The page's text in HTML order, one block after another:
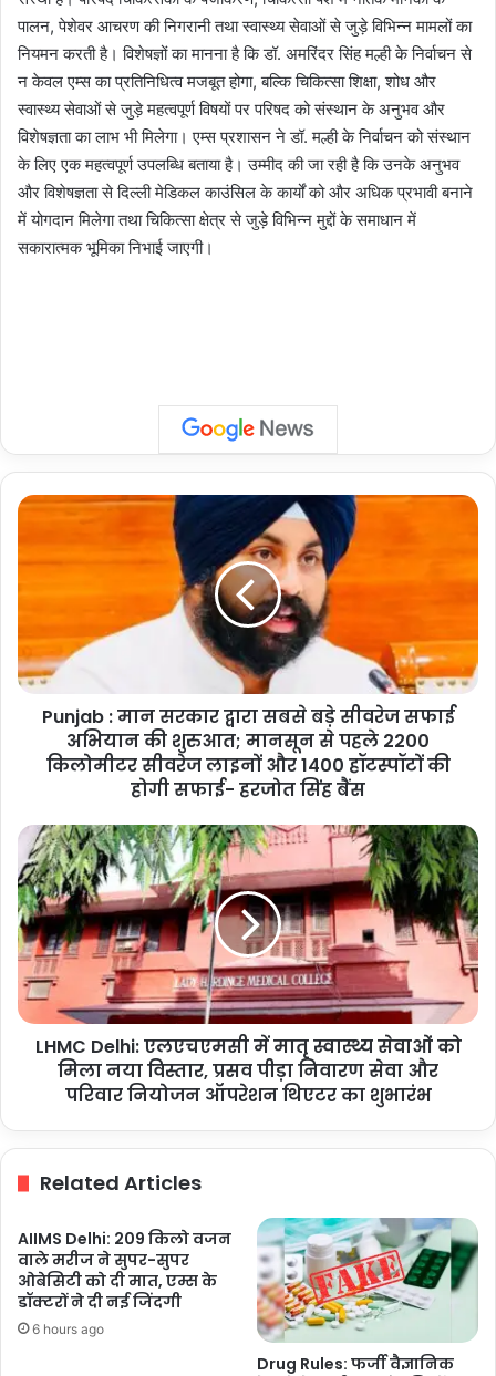
पालन, पेशेवर आचरण की निगरानी तथा स्वास्थ्य सेवाओं से जुड़े विभिन्न मामलों का
नियमन करती है। विशेषज्ञों का मानना है कि डॉ. अमरिंदर सिंह मल्ही के निर्वाचन से
न केवल एम्स का प्रतिनिधित्व मजबूत होगा, बल्कि चिकित्सा शिक्षा, शोध और
स्वास्थ्य सेवाओं से जुड़े महत्वपूर्ण विषयों पर परिषद को संस्थान के अनुभव और
विशेषज्ञता का लाभ भी मिलेगा। एम्स प्रशासन ने डॉ. मल्ही के निर्वाचन को संस्थान
के लिए एक महत्वपूर्ण उपलब्धि बताया है। उम्मीद की जा रही है कि उनके अनुभव
और विशेषज्ञता से दिल्ली मेडिकल काउंसिल के कार्यों को और अधिक प्रभावी बनाने
में योगदान मिलेगा तथा चिकित्सा क्षेत्र से जुड़े विभिन्न मुद्दों के समाधान में
सकारात्मक भूमिका निभाई जाएगी।
Punjab
बड़े
सीवरेज
सफाई
अभियान
शुरुआत;
पहले
2200
किलोमीटर
सीवरेज
लाइनों
और
1400
हॉटस्पॉटों
की
होगी
बैंस
Punjab : मान सरकार द्वारा सबसे बड़े सीवरेज सफाई
अभियान की शुरुआत; मानसून से पहले 2200
किलोमीटर सीवरेज लाइनों और 1400 हॉटस्पॉटों की
होगी सफाई- हरजोत सिंह बैंस
LHMC
Delhi:
एलएचएमसी
में
मातृ
स्वास्थ्य
सेवाओं
को
मिला
नियोजन
ऑपरेशन
थिएटर
का
शुभारंभ
LHMC Delhi: एलएचएमसी में मातृ स्वास्थ्य सेवाओं को
मिला नया विस्तार, प्रसव पीड़ा निवारण सेवा और
परिवार नियोजन ऑपरेशन थिएटर का शुभारंभ
Related Articles
AIIMS Delhi: 209 किलो वजन
वाले मरीज ने सुपर-सुपर
ओबेसिटी को दी मात, एम्स के
डॉक्टरों ने दी नई जिंदगी
6 hours ago
Drug Rules: फर्जी वैज्ञानिक